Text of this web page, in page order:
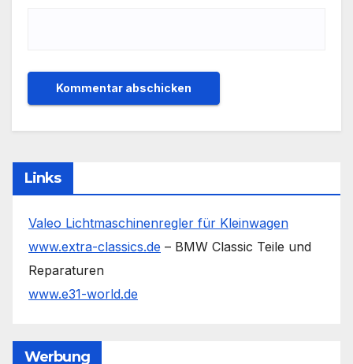
Links
Valeo Lichtmaschinenregler für Kleinwagen
www.extra-classics.de – BMW Classic Teile und
Reparaturen
www.e31-world.de
Werbung